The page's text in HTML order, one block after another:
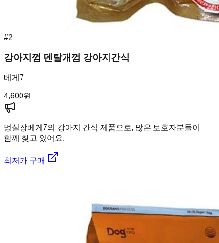
#2
강아지껌 덴탈개껌 강아지간식
베게7
4,600원
멍실장베게7의 강아지 간식 제품으로, 많은 보호자분들이
함께 찾고 있어요.
최저가 구매